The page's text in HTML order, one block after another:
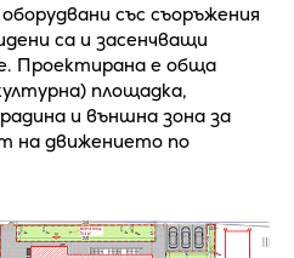
със съоръжения
са и засенчващи
Проектирана е обща
площадка,
и външна зона за
на движението по